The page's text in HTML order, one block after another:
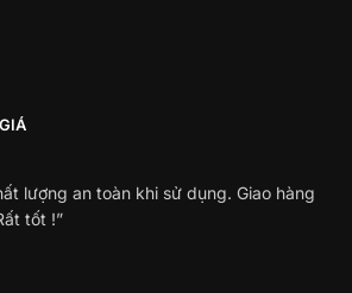
lượng an toàn khi sử dụng. Giao hàng
tốt !”